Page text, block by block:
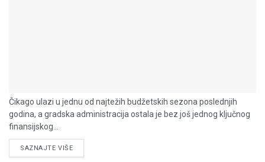
Čikago ulazi u jednu od najtežih budžetskih sezona poslednjih
godina, a gradska administracija ostala je bez još jednog ključnog
finansijskog...
SAZNAJTE VIŠEDETAILS